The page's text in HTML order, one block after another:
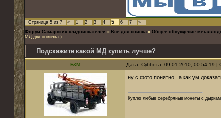
Страница 5 из 7 « 1 2 3 4 5 6 7
»
Форум Самарских кладоискателей » Всё для поиска » Общее обсуждение
МД для новичка.)
Подскажите какой МД купить лучше?
БКМ Дата: Суббота, 09.01.2010, 00:54:19
ну с фото понятно...а как ум
Куплю любые серебряные монеты с